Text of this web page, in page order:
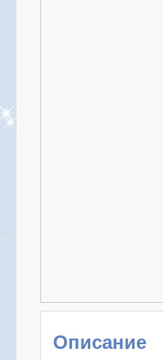
Описание